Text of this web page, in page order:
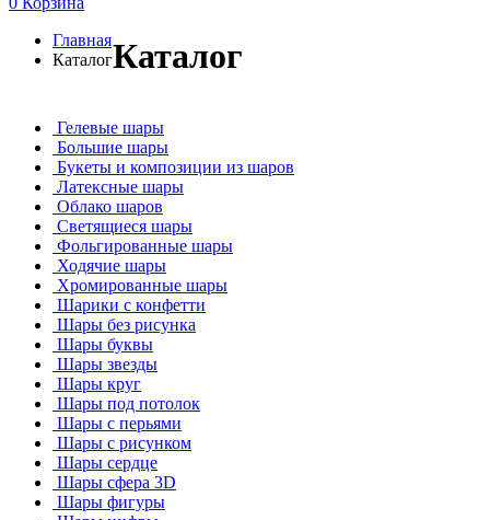
Главная
КаталогКаталог
Гелевые шары
Большие шары
Букеты и композиции из шаров
Латексные шары
Облако шаров
Светящиеся шары
Фольгированные шары
Ходячие шары
Хромированные шары
Шарики с конфетти
Шары без рисунка
Шары буквы
Шары звезды
Шары круг
Шары под потолок
Шары с перьями
Шары с рисунком
Шары сердце
Шары сфера 3D
Шары фигуры